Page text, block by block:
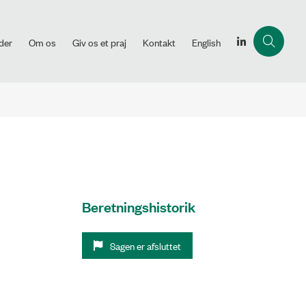
Om os Giv os et praj Kontakt English
Beretningshistorik
Sagen er afsluttet